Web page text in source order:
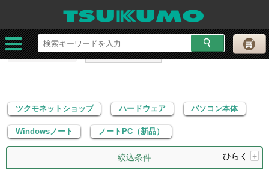
ツクモネットショップ ハードウェア
パソコン本体
Windowsノート
ノートPC（新品）
ツクモネットショップ ハードウェア パソコン本体
Windowsノート ノートPC（新品）
絞込条件 ひらく +